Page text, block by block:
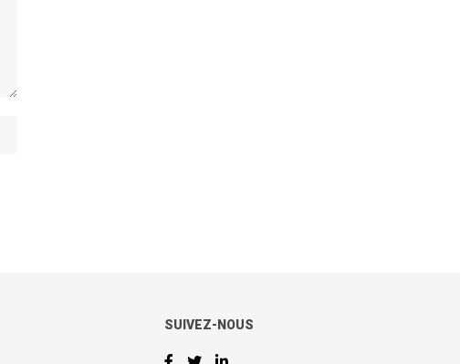
SUIVEZ-NOUS